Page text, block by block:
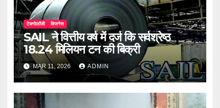
टेक्नोलॉजी बिजनेस
SAIL ने वित्तीय वर्ष में दर्ज कि सर्वश्रेष्ठ
18.24 मिलियन टन की बिक्री
MAR 11, 2026 ADMIN